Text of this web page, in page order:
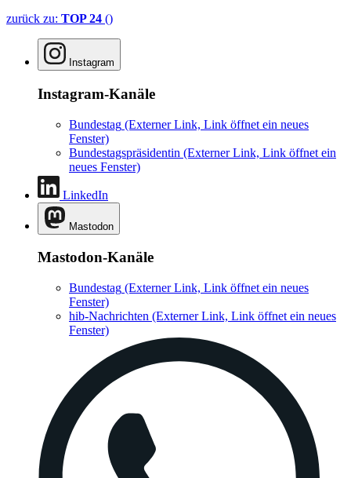
zurück zu: TOP 24 ()
Instagram
Instagram-Kanäle
Bundestag (Externer Link, Link öffnet ein neues
Fenster)
Bundestagspräsidentin (Externer Link, Link öffnet ein
neues Fenster)
LinkedIn
Mastodon
Mastodon-Kanäle
Bundestag (Externer Link, Link öffnet ein neues
Fenster)
hib-Nachrichten (Externer Link, Link öffnet ein neues
Fenster)